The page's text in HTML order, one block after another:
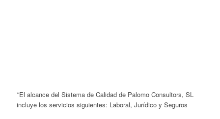
*El alcance del Sistema de Calidad de Palomo Consultors, SL
incluye los servicios siguientes: Laboral, Jurídico y Seguros